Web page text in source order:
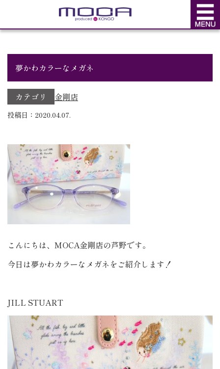
BLOG
夢かわカラーなメガネ
カテゴリ 金剛店
投稿日：2020.04.07.
こんにちは、MOCA金剛店の芦野です。
今日は夢かわカラーなメガネをご紹介します！
JILL STUART